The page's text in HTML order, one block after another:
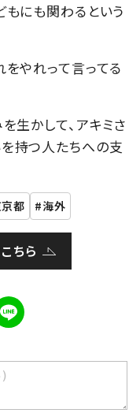
もにも関わるという
やれって言ってる
生かして、アキミさ
持つ人たちへの支
都 海外
ちら